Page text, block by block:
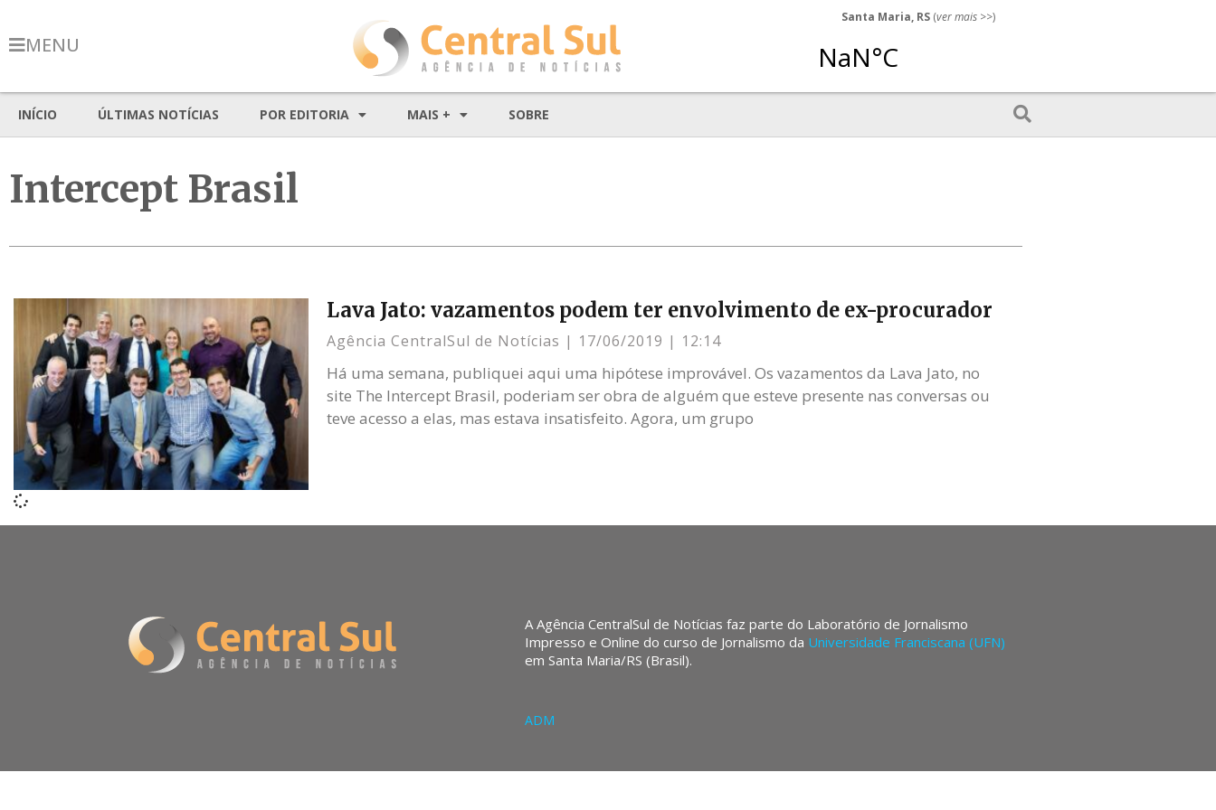
MENU
Santa Maria, RS (ver mais >>)
INÍCIO ÚLTIMAS NOTÍCIAS POR EDITORIA MAIS + SOBRE
Intercept Brasil
Lava Jato: vazamentos podem ter envolvimento de ex-procurador
Agência CentralSul de Notícias 17/06/2019 12:14
Há uma semana, publiquei aqui uma hipótese improvável. Os vazamentos da Lava Jato, no
site The Intercept Brasil, poderiam ser obra de alguém que esteve presente nas conversas ou
teve acesso a elas, mas estava insatisfeito. Agora, um grupo
A Agência CentralSul de Notícias faz parte do Laboratório de Jornalismo
Impresso e Online do curso de Jornalismo da Universidade Franciscana (UFN)
em Santa Maria/RS (Brasil).
ADM